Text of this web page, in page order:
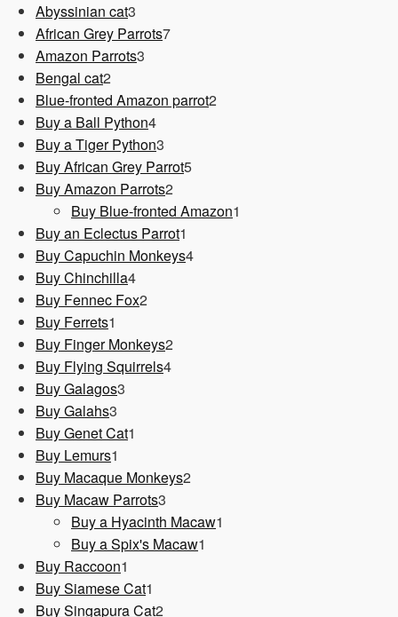
Abyssinian cat3
Produkte
African Grey Parrots77
Amazon Parrots3
Bengal cat22
Produkte
Blue-fronted Amazon parrot22
Buy a Ball Python44
Produkte
Buy a Tiger Python3
Produkte
Buy African Grey Parrot55
Buy Amazon Parrots22
Produkte
Buy Blue-fronted Amazon1
Buy an Eclectus Parrot1
Produkt
Buy Capuchin Monkeys44
Buy Chinchilla44
Produkte
Buy Fennec Fox22
Buy Ferrets1
Produkt
Buy Finger Monkeys22
Buy Flying Squirrels44
Buy Galagos3
Buy Galahs3
Produkte
Buy Genet Cat1
Buy Lemurs1
Produkt
Buy Macaque Monkeys22
Buy Macaw Parrots3
Produkte
Buy a Hyacinth Macaw1
Buy a Spix's Macaw1
Buy Raccoon1
Produkt
Buy Siamese Cat1
Produkt
Buy Singapura Cat22